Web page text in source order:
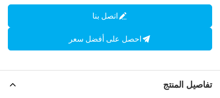
اتصل بنا
احصل على أفضل سعر
تفاصيل المنتج